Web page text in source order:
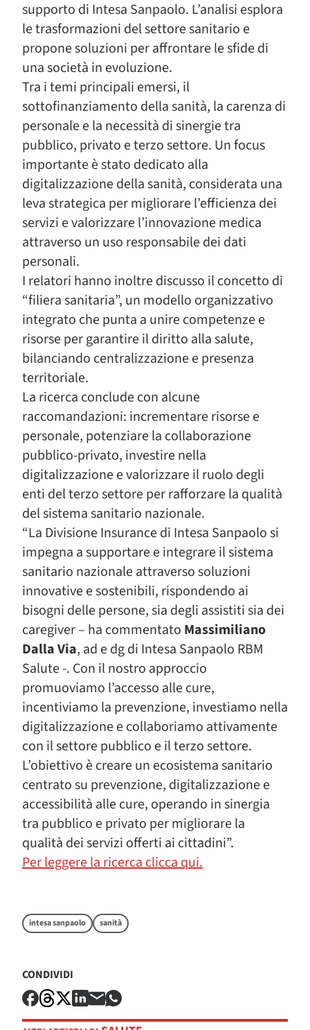
supporto di Intesa Sanpaolo. L’analisi esplora
le trasformazioni del settore sanitario e
propone soluzioni per affrontare le sfide di
una società in evoluzione.
Tra i temi principali emersi, il
sottofinanziamento della sanità, la carenza di
personale e la necessità di sinergie tra
pubblico, privato e terzo settore. Un focus
importante è stato dedicato alla
digitalizzazione della sanità, considerata una
leva strategica per migliorare l’efficienza dei
servizi e valorizzare l’innovazione medica
attraverso un uso responsabile dei dati
personali.
I relatori hanno inoltre discusso il concetto di
“filiera sanitaria”, un modello organizzativo
integrato che punta a unire competenze e
risorse per garantire il diritto alla salute,
bilanciando centralizzazione e presenza
territoriale.
La ricerca conclude con alcune
raccomandazioni: incrementare risorse e
personale, potenziare la collaborazione
pubblico-privato, investire nella
digitalizzazione e valorizzare il ruolo degli
enti del terzo settore per rafforzare la qualità
del sistema sanitario nazionale.
“La Divisione Insurance di Intesa Sanpaolo si
impegna a supportare e integrare il sistema
sanitario nazionale attraverso soluzioni
innovative e sostenibili, rispondendo ai
bisogni delle persone, sia degli assistiti sia dei
caregiver – ha commentato Massimiliano
Dalla Via, ad e dg di Intesa Sanpaolo RBM
Salute -. Con il nostro approccio
promuoviamo l’accesso alle cure,
incentiviamo la prevenzione, investiamo nella
digitalizzazione e collaboriamo attivamente
con il settore pubblico e il terzo settore.
L’obiettivo è creare un ecosistema sanitario
centrato su prevenzione, digitalizzazione e
accessibilità alle cure, operando in sinergia
tra pubblico e privato per migliorare la
qualità dei servizi offerti ai cittadini”.
Per leggere la ricerca clicca qui.
intesa sanpaolo sanità
CONDIVIDI